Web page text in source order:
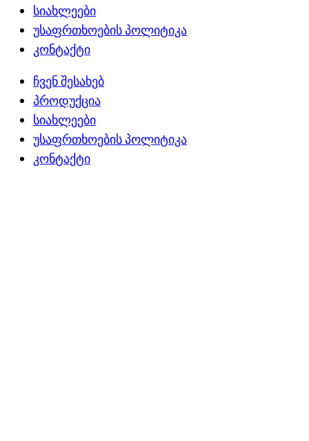
სიახლეები
უსაფრთხოების პოლიტიკა
კონტაქტი
ჩვენ შესახებ
პროდუქცია
სიახლეები
უსაფრთხოების პოლიტიკა
კონტაქტი